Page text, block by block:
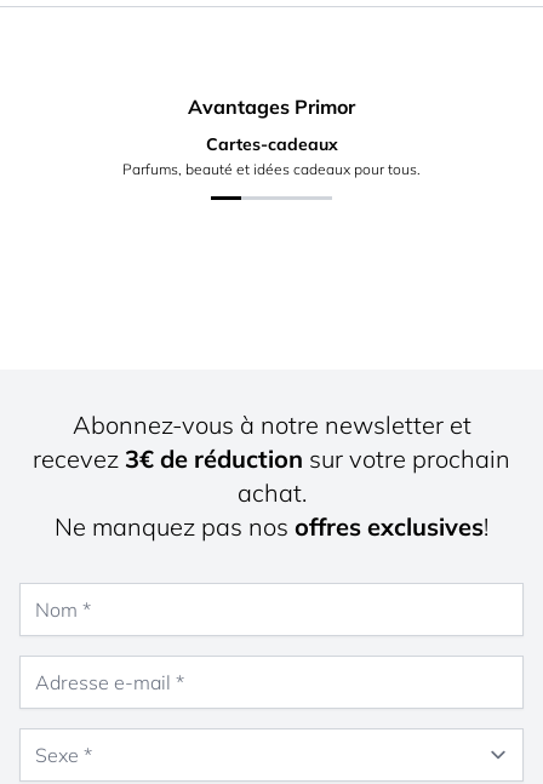
Avantages Primor
Cartes-cadeaux
Parfums, beauté et idées cadeaux pour tous.
Abonnez-vous à notre newsletter et
recevez 3€ de réduction sur votre prochain
achat.
Ne manquez pas nos offres exclusives!